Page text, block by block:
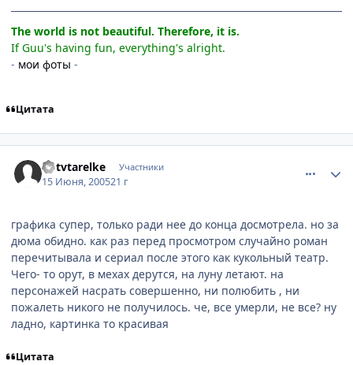
The world is not beautiful. Therefore, it is.
If Guu's having fun, everything's alright.
- мои фоты -
Цитата
kotvtarelke Участники
15 Июня, 200521 г
графика супер, только ради нее до конца досмотрела. но за
дюма обидно. как раз перед просмотром случайно роман
перечитывала и сериал после этого как кукольный театр.
Чего- то орут, в мехах дерутся, на луну летают. на
персонажей насрать совершенно, ни полюбить , ни
пожалеть никого не получилось. че, все умерли, не все? ну
ладно, картинка то красивая
Цитата